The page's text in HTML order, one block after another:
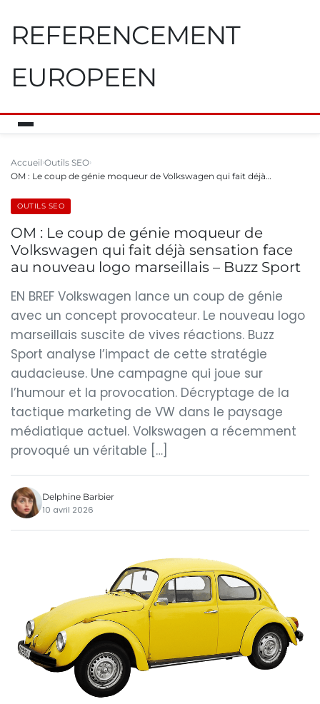
REFERENCEMENT
EUROPEEN
Accueil Outils SEO
OM : Le coup de génie moqueur de Volkswagen qui fait déjà…
OUTILS SEO
OM : Le coup de génie moqueur de
Volkswagen qui fait déjà sensation face
au nouveau logo marseillais – Buzz Sport
EN BREF Volkswagen lance un coup de génie
avec un concept provocateur. Le nouveau logo
marseillais suscite de vives réactions. Buzz
Sport analyse l’impact de cette stratégie
audacieuse. Une campagne qui joue sur
l’humour et la provocation. Décryptage de la
tactique marketing de VW dans le paysage
médiatique actuel. Volkswagen a récemment
provoqué un véritable […]
Delphine Barbier
10 avril 2026